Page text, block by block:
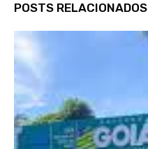
POSTS RELACIONADOS